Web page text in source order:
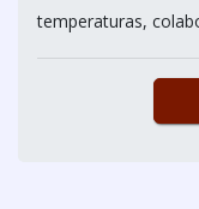
temperaturas,